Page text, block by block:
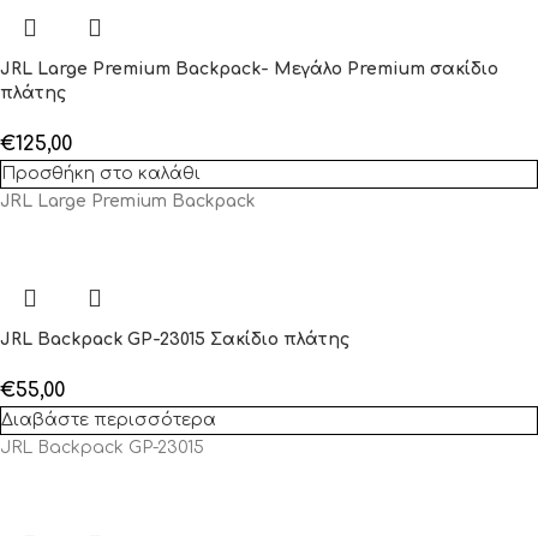
JRL Large Premium Backpack- Μεγάλο Premium σακίδιο
πλάτης
€125,00
Προσθήκη στο καλάθι
JRL Large Premium Backpack
JRL Backpack GP-23015 Σακίδιο πλάτης
€55,00
Διαβάστε περισσότερα
JRL Backpack GP-23015